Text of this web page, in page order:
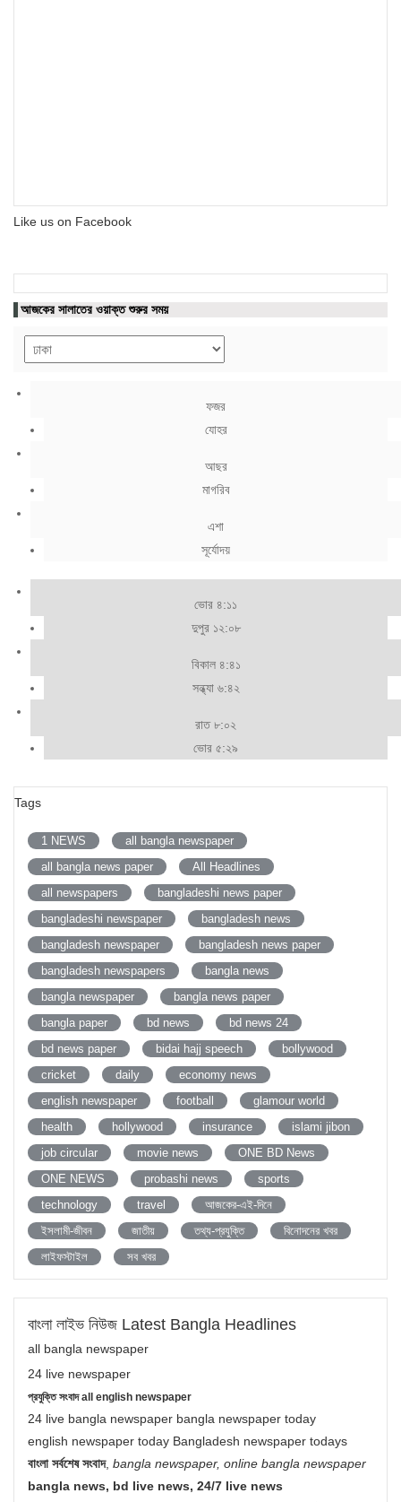
Like us on Facebook
আজকের সালাতের ওয়াক্ত শুরুর সময়
ফজর
যোহর
আছর
মাগরিব
এশা
সূর্যোদয়
ভোর ৪:১১
দুপুর ১২:০৮
বিকাল ৪:৪১
সন্ধ্যা ৬:৪২
রাত ৮:০২
ভোর ৫:২৯
Tags
1 NEWS
all bangla newspaper
all bangla news paper
All Headlines
all newspapers
bangladeshi news paper
bangladeshi newspaper
bangladesh news
bangladesh newspaper
bangladesh news paper
bangladesh newspapers
bangla news
bangla newspaper
bangla news paper
bangla paper
bd news
bd news 24
bd news paper
bidai hajj speech
bollywood
cricket
daily
economy news
english newspaper
football
glamour world
health
hollywood insurance
islami jibon
job circular
movie news
ONE BD News
ONE NEWS
probashi news
sports
technology
travel
আজকের-এই-দিনে
ইসলামী-জীবন
জাতীয় তথ্য-প্রযুক্তি
বিনোদনের খবর
লাইফস্টাইল
সব খবর
বাংলা লাইভ নিউজ Latest Bangla Headlines
all bangla newspaper
24 live newspaper
প্রযুক্তি সংবাদ all english newspaper
24 live bangla newspaper bangla newspaper today
english newspaper today Bangladesh newspaper todays
বাংলা সর্বশেষ সংবাদ, bangla newspaper, online bangla newspaper
bangla news, bd live news, 24/7 live news